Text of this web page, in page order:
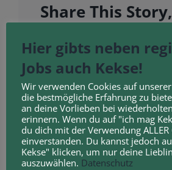
Share This
Facebook WhatsApp
E-
Mail
Ähnliche Beiträge
Nominiert
für den
Zukunftspreis
Hier gibts neben
Jobs auch Kekse!
Wir verwenden Cookies auf
die bestmögliche Erfahrung zu
an deine Vorlieben bei
erinnern. Wenn du auf "ich mag
du dich mit der Verwendung ALLER
einverstanden. Du kannst jedoch
Kekse" klicken, um nur deine
auszuwählen. Datenschutz